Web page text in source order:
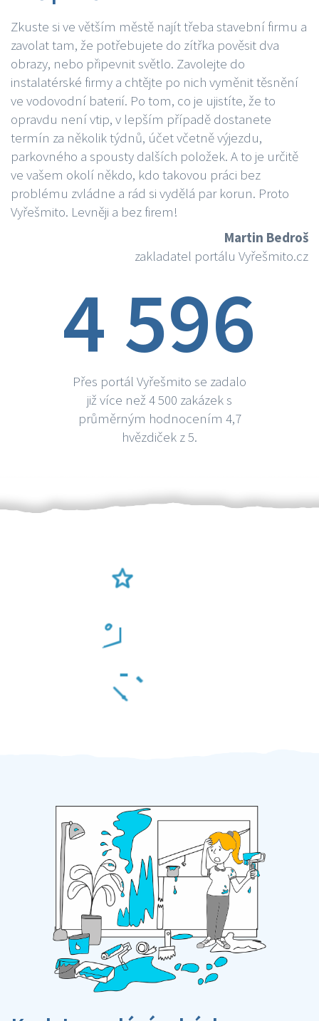
Zkuste si ve větším městě najít třeba stavební firmu a
zavolat tam, že potřebujete do zítřka pověsit dva
obrazy, nebo připevnit světlo. Zavolejte do
instalatérské firmy a chtějte po nich vyměnit těsnění
ve vodovodní baterií. Po tom, co je ujistíte, že to
opravdu není vtip, v lepším případě dostanete
termín za několik týdnů, účet včetně výjezdu,
parkovného a spousty dalších položek. A to je určitě
ve vašem okolí někdo, kdo takovou práci bez
problému zvládne a rád si vydělá par korun. Proto
Vyřešmito. Levněji a bez firem!
Martin Bedroš
zakladatel portálu Vyřešmito.cz
4 596
Přes portál Vyřešmito se zadalo
již více než 4 500 zakázek s
průměrným hodnocením 4,7
hvězdiček z 5.